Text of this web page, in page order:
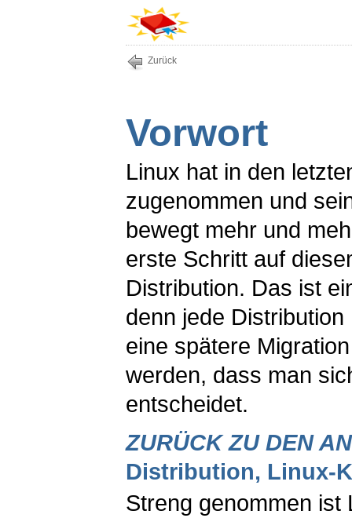
Zurück
Vorwort
Linux hat in den
zugenommen und
bewegt mehr und
erste Schritt auf
Distribution. Das ist
denn jede
eine spätere
werden, dass man
entscheidet.
ZURÜCK ZU DEN
Distribution, Linux-
Streng genommen ist